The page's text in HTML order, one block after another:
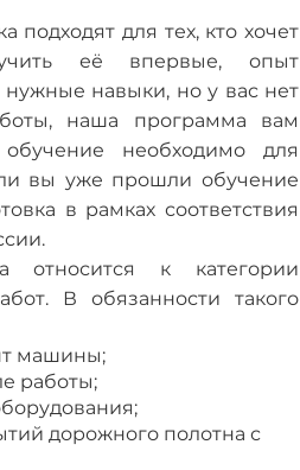
подходят для тех, кто хочет
её впервые, опыт
навыки, но у вас нет
наша программа вам
необходимо для
вы уже прошли обучение
в рамках соответствия
относится к категории
В обязанности такого
машины;
работы;
дорожного полотна с